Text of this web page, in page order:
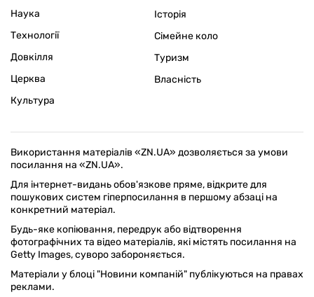
Наука
Технології
Довкілля
Церква
Культура
Історія
Сімейне коло
Туризм
Власність
Використання матеріалів «ZN.UA» дозволяється за умови
посилання на «ZN.UA».
Для інтернет-видань обов'язкове пряме, відкрите для
пошукових систем гіперпосилання в першому абзаці на
конкретний матеріал.
Будь-яке копіювання, передрук або відтворення
фотографічних та відео матеріалів, які містять посилання на
Getty Images, суворо забороняється.
Матеріали у блоці "Новини компаній" публікуються на правах
реклами.